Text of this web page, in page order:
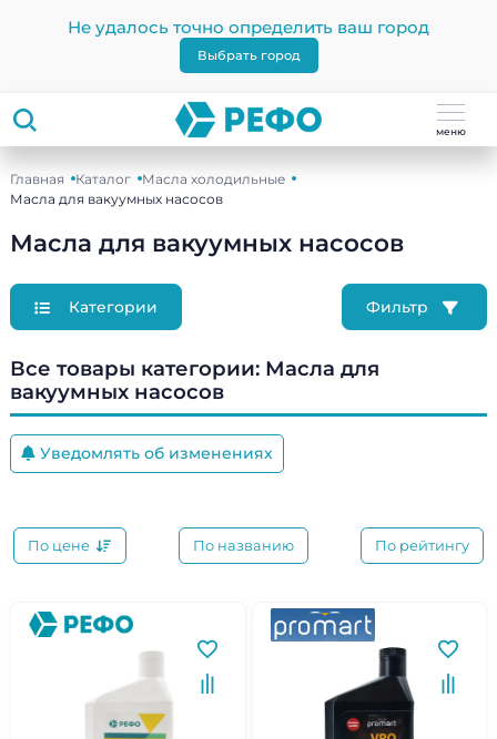
Не удалось точно определить ваш город
Выбрать город
меню
Главная Каталог
Масла холодильные
Масла для вакуумных насосов
Масла для вакуумных насосов
Категории Фильтр
Все товары категории: Масла для
вакуумных насосов
Уведомлять об изменениях
По цене По названию По рейтингу